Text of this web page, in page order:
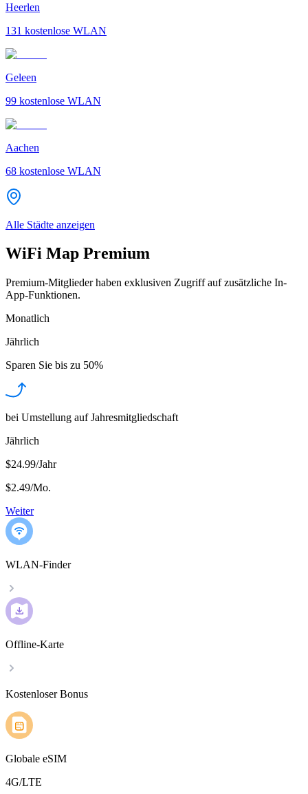
Heerlen
131 kostenlose WLAN
Geleen
99 kostenlose WLAN
Aachen
68 kostenlose WLAN
Alle Städte anzeigen
WiFi Map Premium
Premium-Mitglieder haben exklusiven Zugriff auf zusätzliche In-
App-Funktionen.
Monatlich
Jährlich
Sparen Sie bis zu 50%
bei Umstellung auf Jahresmitgliedschaft
Jährlich
$24.99/Jahr
$2.49/Mo.
Weiter
WLAN-Finder
Offline-Karte
Kostenloser Bonus
Globale eSIM
4G/LTE